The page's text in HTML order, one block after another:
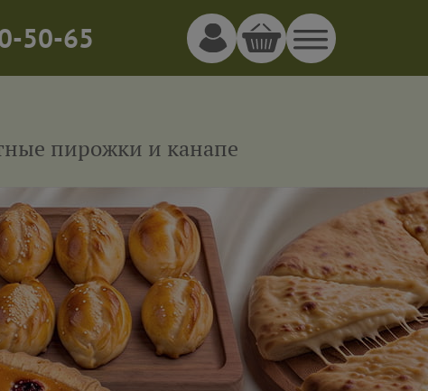
50-65
пирожки и канапе